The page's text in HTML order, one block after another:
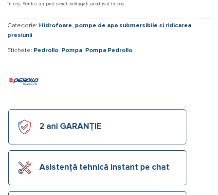
în coș. Pentru un preț exact, adăugați produsul în coș.
Categorie: Hidrofoare, pompe de apa submersibile si ridicarea
presiunii
Etichete: Pedrollo, Pompa, Pompa Pedrollo
2 ani GARANȚIE
Asistență tehnică instant pe chat